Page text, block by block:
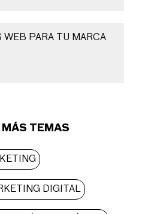
PARA TU MARCA
MÁS TEMAS
DIGITAL